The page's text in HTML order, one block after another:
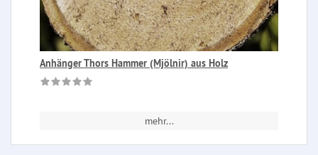
Anhänger Thors Hammer (Mjölnir) aus Holz
mehr...